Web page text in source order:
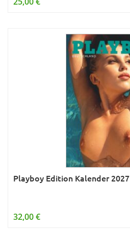
Playboy Edition Kalender 2027
32,00 €